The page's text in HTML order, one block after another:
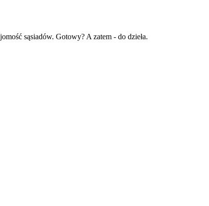
sąsiadów. Gotowy? A zatem - do dzieła.